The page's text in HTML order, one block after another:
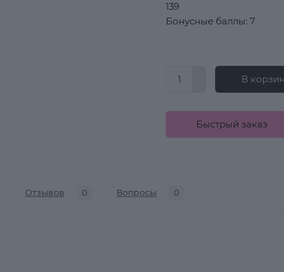
139
Бонусные баллы: 7
В
Быстрый заказ
Отзывов 0 Вопросы 0